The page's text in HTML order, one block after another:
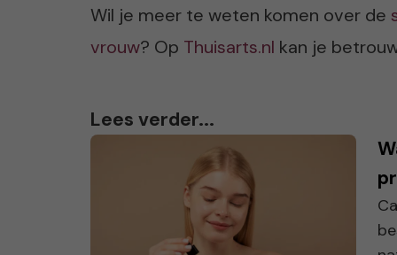
Wil je meer te weten komen over de
vrouw? Op Thuisarts.nl kan je
Lees verder...